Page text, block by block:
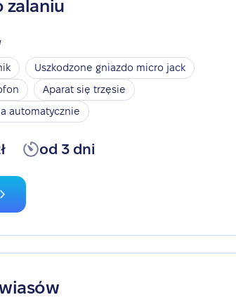
zalaniu
Uszkodzone gniazdo micro jack
Aparat się trzęsie
automatycznie
od 3 dni